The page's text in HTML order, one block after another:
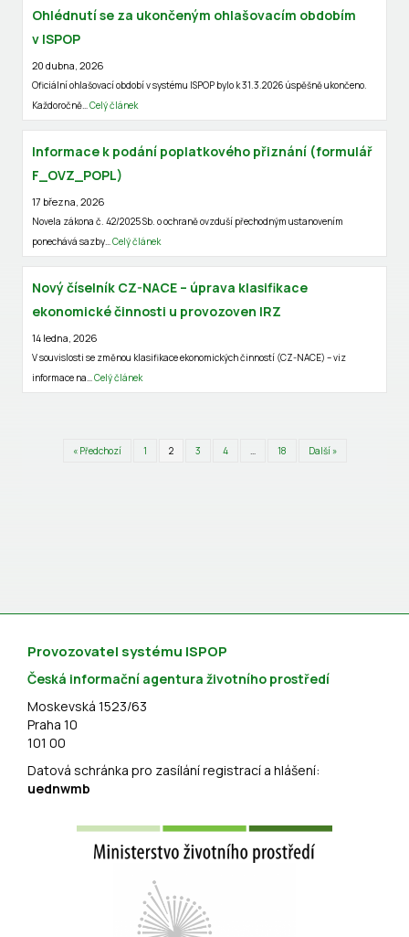
Ohlédnutí se za ukončeným ohlašovacím obdobím
v ISPOP
20 dubna, 2026
Oficiální ohlašovací období v systému ISPOP bylo k 31.3.2026 úspěšně ukončeno.
Každoročně… Celý článek
Informace k podání poplatkového přiznání (formulář
F_OVZ_POPL)
17 března, 2026
Novela zákona č. 42/2025 Sb. o ochraně ovzduší přechodným ustanovením
ponechává sazby… Celý článek
Nový číselník CZ-NACE – úprava klasifikace
ekonomické činnosti u provozoven IRZ
14 ledna, 2026
V souvislosti se změnou klasifikace ekonomických činností (CZ-NACE) – viz
informace na… Celý článek
« Předchozí 1 2 3 4 18 Další »
Provozovatel systému ISPOP
Česká informační agentura životního prostředí
Moskevská 1523/63
Praha 10
101 00
Datová schránka pro zasílání registrací a hlášení:
uednwmb